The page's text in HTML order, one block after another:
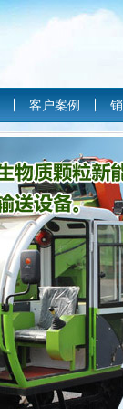
客户案例